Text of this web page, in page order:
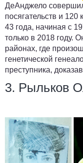
ДеАнджело
посягательств и
43 года, начиная с
только в 2018 году.
районах, где
генетической
преступника,
3. Рыльков